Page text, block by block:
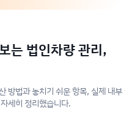
는 법인차량 관리,
방법과 놓치기 쉬운 항목, 실제 내부
세히 정리했습니다.